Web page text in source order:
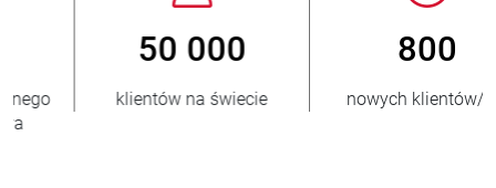
800
nowych klientów/rok
> 3 500 000
sprzedanych jednostek